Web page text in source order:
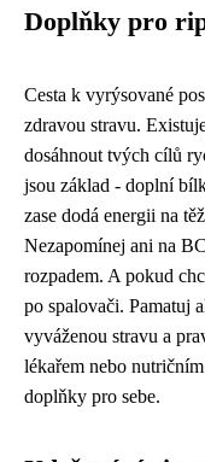
Doplňky pro
Cesta k vyrýsované
zdravou stravu.
dosáhnout tvých cílů
jsou základ - doplní
zase dodá energii na
Nezapomínej ani na
rozpadem. A pokud
po spalovači. Pamatuj
vyváženou stravu a
lékařem nebo
doplňky pro sebe.